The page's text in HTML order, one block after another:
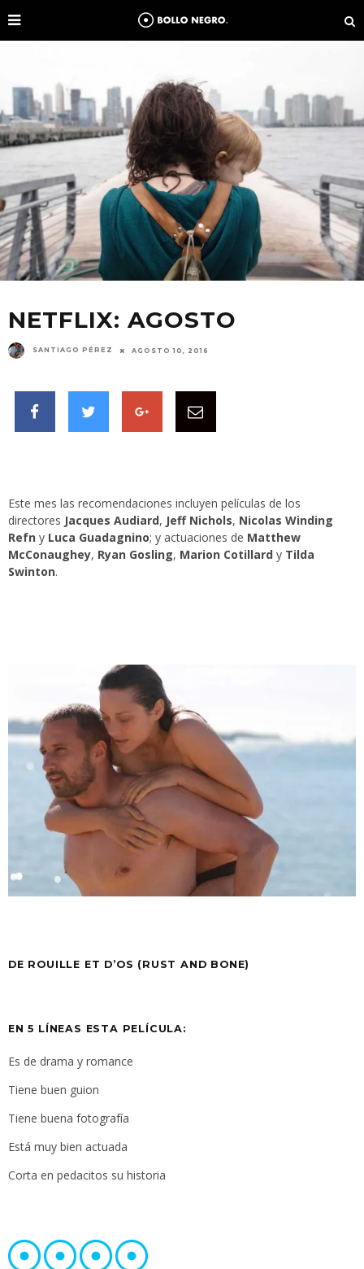
NETFLIX: AGOSTO
SANTIAGO PÉREZ AGOSTO 10, 2016
Este mes las recomendaciones incluyen películas de los
directores Jacques Audiard, Jeff Nichols, Nicolas Winding
Refn y Luca Guadagnino; y actuaciones de Matthew
McConaughey, Ryan Gosling, Marion Cotillard y Tilda
Swinton.
DE ROUILLE ET D’OS (RUST AND BONE)
EN 5 LÍNEAS ESTA PELÍCULA:
Es de drama y romance
Tiene buen guion
Tiene buena fotografía
Está muy bien actuada
Corta en pedacitos su historia